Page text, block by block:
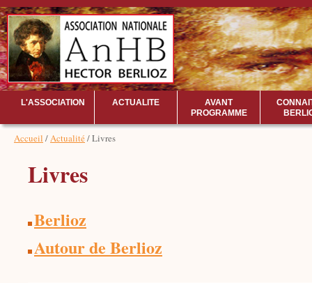
L'ASSOCIATION ACTUALITE
AVANT
PROGRAMME
Accueil /Actualité/ Livres
Livres
Berlioz
Autour de Berlioz